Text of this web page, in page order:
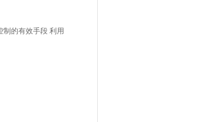
制的有效手段 利用